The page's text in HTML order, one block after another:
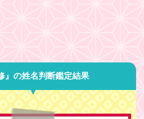
』の姓名判断鑑定結果